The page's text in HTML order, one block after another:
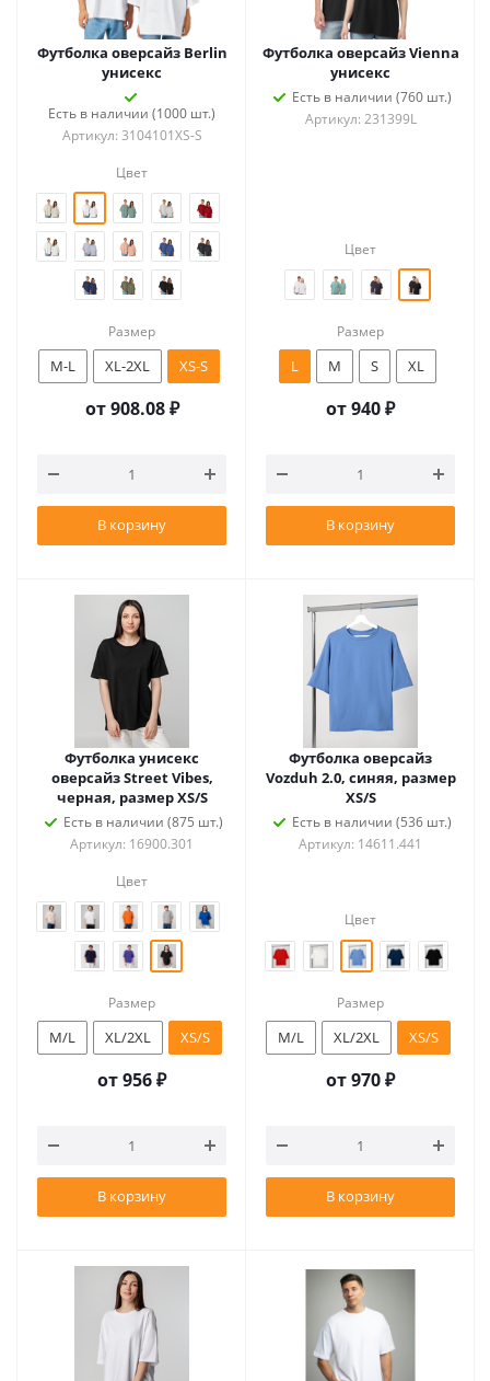
Футболка оверсайз Berlin
унисекс
Есть в наличии (1000 шт.)
Артикул: 3104101XS-S
Цвет
Размер
M-L XL-2XL XS-S
от908.08 ₽
В корзину
Футболка оверсайз Vienna
унисекс
Есть в наличии (760 шт.)
Артикул: 231399L
Цвет
Размер
L M S XL
от940 ₽
В корзину
Футболка унисекс
оверсайз Street Vibes,
черная, размер XS/S
Есть в наличии (875 шт.)
Артикул: 16900.301
Цвет
Размер
M/L XL/2XL XS/S
от956 ₽
В корзину
Футболка оверсайз
Vozduh 2.0, синяя, размер
XS/S
Есть в наличии (536 шт.)
Артикул: 14611.441
Цвет
Размер
M/L XL/2XL XS/S
от970 ₽
В корзину